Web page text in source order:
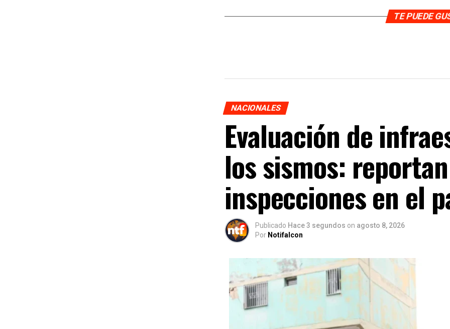
TE PUEDE
NACIONALES
Evaluación de
los sismos:
inspecciones en el
Publicado Hace 3 segundos on agosto 8, 2026
Por Notifalcon